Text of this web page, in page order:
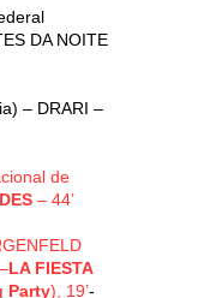
DA NOITE
– DRARI –
de
– 44’
LA FIESTA
Party), 19’-